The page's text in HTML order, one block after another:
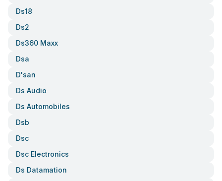
Ds18
Ds2
Ds360 Maxx
Dsa
D'san
Ds Audio
Ds Automobiles
Dsb
Dsc
Dsc Electronics
Ds Datamation